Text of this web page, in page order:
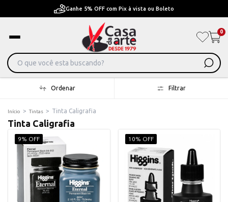
Pague em Até 6x sem juros ou ate 12x com juros
0
Ordenar Filtrar
Início > Tintas > Tinta Caligrafia
Tinta Caligrafia
9% OFF 10% OFF